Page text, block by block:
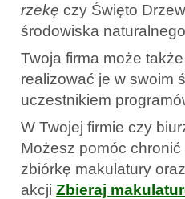
rzekę czy Święto
środowiska
Twoja firma może
realizować je w swoim
uczestnikiem
W Twojej firmie czy
Możesz pomóc
zbiórkę makulatury
akcji Zbieraj